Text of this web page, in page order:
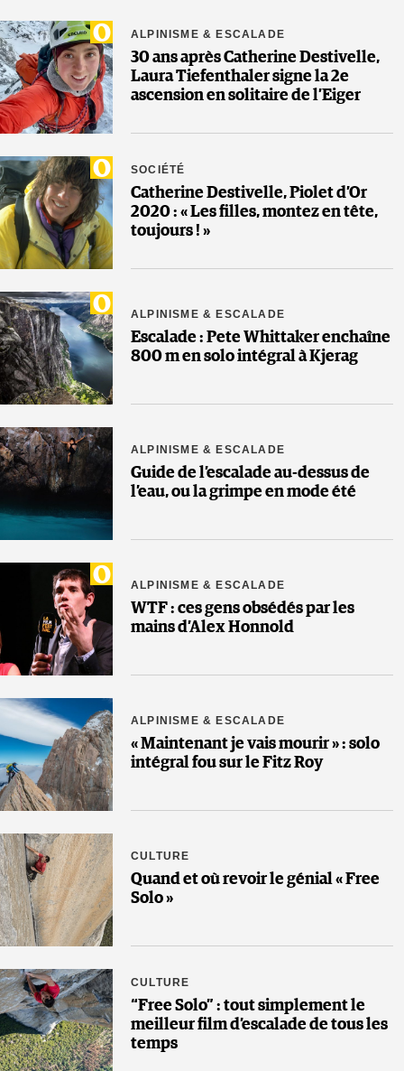
ALPINISME & ESCALADE
30 ans après Catherine Destivelle,
Laura Tiefenthaler signe la 2e
ascension en solitaire de l’Eiger
SOCIÉTÉ
Catherine Destivelle, Piolet d’Or
2020 : « Les filles, montez en tête,
toujours ! »
ALPINISME & ESCALADE
Escalade : Pete Whittaker enchaîne
800 m en solo intégral à Kjerag
ALPINISME & ESCALADE
Guide de l’escalade au-dessus de
l’eau, ou la grimpe en mode été
ALPINISME & ESCALADE
WTF : ces gens obsédés par les
mains d’Alex Honnold
ALPINISME & ESCALADE
« Maintenant je vais mourir » : solo
intégral fou sur le Fitz Roy
CULTURE
Quand et où revoir le génial « Free
Solo »
CULTURE
“Free Solo” : tout simplement le
meilleur film d’escalade de tous les
temps